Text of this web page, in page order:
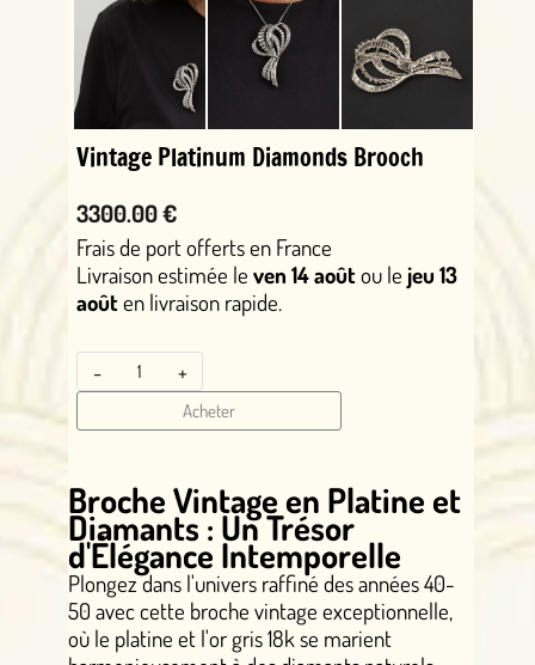
Vintage Platinum Diamonds Brooch
3300.00 €
Frais de port offerts en France
Livraison estimée le ven 14 aoûtou le jeu 13
aoûten livraison rapide.
- +
Acheter
Broche Vintage en Platine et
Diamants : Un Trésor
d'Élégance Intemporelle
Plongez dans l'univers raffiné des années 40-
50 avec cette broche vintage exceptionnelle,
où le platine et l'or gris 18k se marient